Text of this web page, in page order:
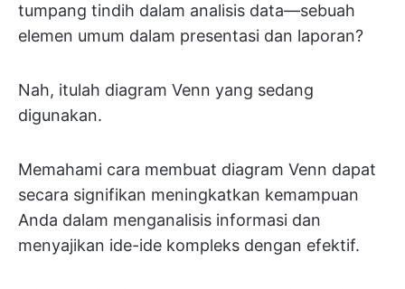
tumpang tindih dalam analisis data—sebuah
elemen umum dalam presentasi dan laporan?
Nah, itulah diagram Venn yang sedang
digunakan.
Memahami cara membuat diagram Venn dapat
secara signifikan meningkatkan kemampuan
Anda dalam menganalisis informasi dan
menyajikan ide-ide kompleks dengan efektif.